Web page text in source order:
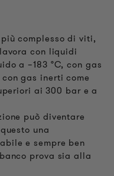
complesso di viti,
con liquidi
a –183 °C, con gas
gas inerti come
ai 300 bar e a
può diventare
una
e sempre ben
prova sia alla